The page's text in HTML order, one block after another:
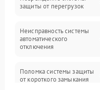
Электропитание
Механика
Корпус/Герметичность
защиты от перегрузок
Неисправность системы
автоматического
отключения
Поломка системы защиты
от короткого замыкания